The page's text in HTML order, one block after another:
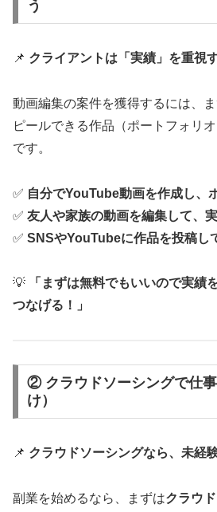
う
📌 クライアントは「実績」を重視
動画編集の案件を獲得するには、
ピールできる作品（ポートフォリ
です。
✅ 自分でYouTube動画を作成し、
✅ 友人や家族の動画を編集して、
✅ SNSやYouTubeに作品を投稿し
💡
「まずは無料でもいいので実績
つなげる！」
② クラウドソーシングで仕
け）
📌 クラウドソーシングなら、未経
副業を始めるなら、まずはクラウ